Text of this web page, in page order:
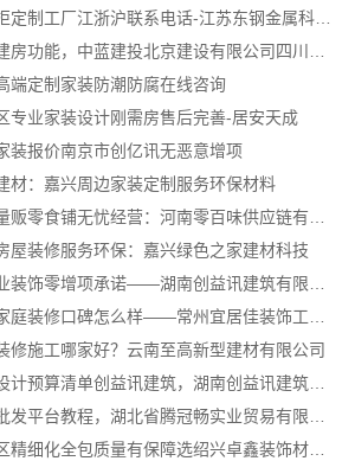
不锈钢衣柜定制工厂江浙沪联系电话-江苏东钢金属科技有限公司
端定制家装防潮防腐在线咨询
专业家装设计刚需房售后完善-居安天成
装报价南京市创亿讯无恶意增项
材：嘉兴周边家装定制服务环保材料
屋装修服务环保：嘉兴绿色之家建材科技
修施工哪家好？云南至高新型建材有限公司
本地全案设计预算清单创益讯建筑，湖南创益讯建筑有限公司透明全包
绍兴上虞区精细化全包质量有保障选绍兴卓鑫装饰材料有限公司